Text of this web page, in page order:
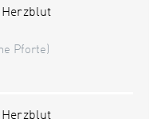
Pforte)